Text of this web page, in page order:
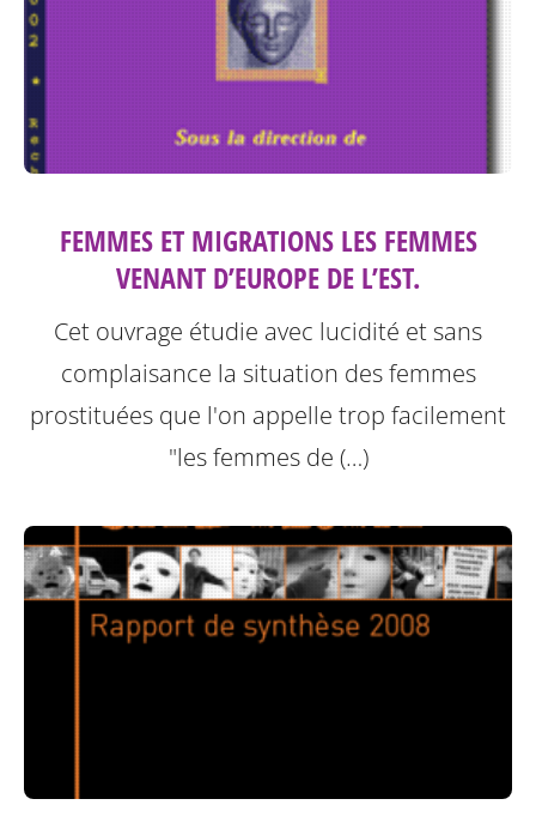
FEMMES ET MIGRATIONS LES FEMMES
VENANT D’EUROPE DE L’EST.
Cet ouvrage étudie avec lucidité et sans
complaisance la situation des femmes
prostituées que l'on appelle trop facilement
"les femmes de (…)